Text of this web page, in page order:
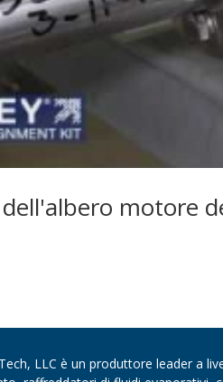
motore
LLC è un produttore leader a